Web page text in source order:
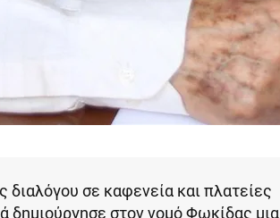
διαλόγου σε καφενεία και πλατείες
δημιούργησε στον νομό Φωκίδας μια